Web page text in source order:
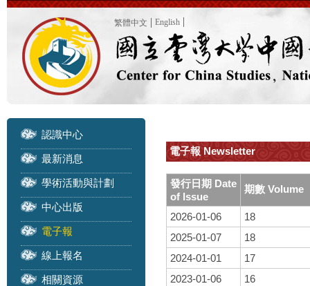
繁體中文 English
認識中心
最新消息
學術活動與計劃
中心出版
電子報
線上報名
相關資源
電子報 Newsletter
發行日期 Date
of Issue
期數 Volume
2026-01-06
18
2025-01-07
18
2024-01-01
17
2023-01-06
16